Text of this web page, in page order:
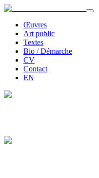
Œuvres
Art public
Textes
Bio / Démarche
CV
Contact
EN